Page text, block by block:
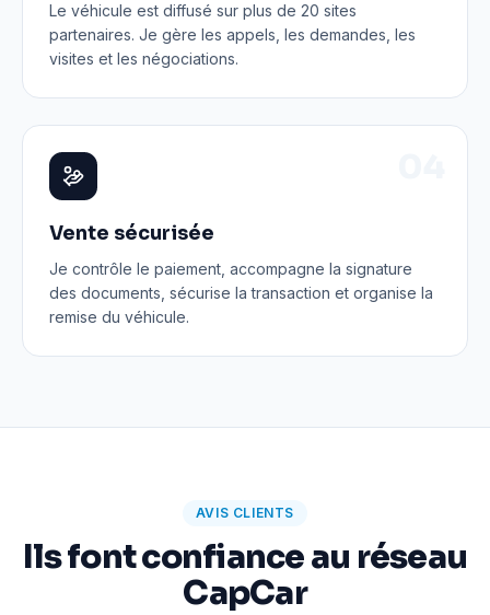
Le véhicule est diffusé sur plus de 20 sites
partenaires. Je gère les appels, les demandes, les
visites et les négociations.
Vente sécurisée
Je contrôle le paiement, accompagne la signature
des documents, sécurise la transaction et organise la
remise du véhicule.
AVIS CLIENTS
Ils font confiance au réseau
CapCar